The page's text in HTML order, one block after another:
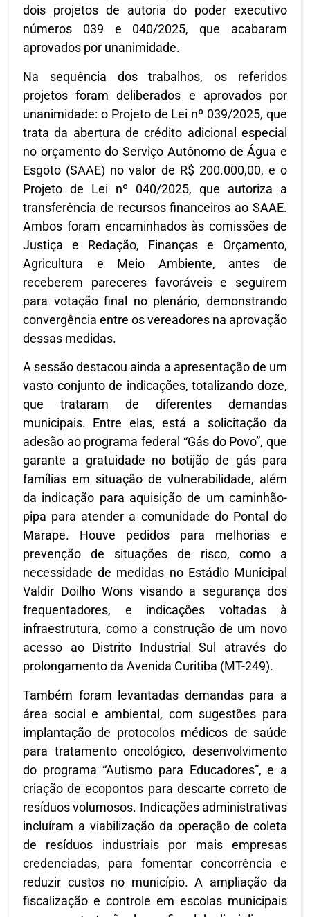
dois projetos de autoria do poder executivo
números 039 e 040/2025, que acabaram
aprovados por unanimidade.
Na sequência dos trabalhos, os referidos
projetos foram deliberados e aprovados por
unanimidade: o Projeto de Lei nº 039/2025, que
trata da abertura de crédito adicional especial
no orçamento do Serviço Autônomo de Água e
Esgoto (SAAE) no valor de R$ 200.000,00, e o
Projeto de Lei nº 040/2025, que autoriza a
transferência de recursos financeiros ao SAAE.
Ambos foram encaminhados às comissões de
Justiça e Redação, Finanças e Orçamento,
Agricultura e Meio Ambiente, antes de
receberem pareceres favoráveis e seguirem
para votação final no plenário, demonstrando
convergência entre os vereadores na aprovação
dessas medidas.
A sessão destacou ainda a apresentação de um
vasto conjunto de indicações, totalizando doze,
que trataram de diferentes demandas
municipais. Entre elas, está a solicitação da
adesão ao programa federal “Gás do Povo”, que
garante a gratuidade no botijão de gás para
famílias em situação de vulnerabilidade, além
da indicação para aquisição de um caminhão-
pipa para atender a comunidade do Pontal do
Marape. Houve pedidos para melhorias e
prevenção de situações de risco, como a
necessidade de medidas no Estádio Municipal
Valdir Doilho Wons visando a segurança dos
frequentadores, e indicações voltadas à
infraestrutura, como a construção de um novo
acesso ao Distrito Industrial Sul através do
prolongamento da Avenida Curitiba (MT-249).
Também foram levantadas demandas para a
área social e ambiental, com sugestões para
implantação de protocolos médicos de saúde
para tratamento oncológico, desenvolvimento
do programa “Autismo para Educadores”, e a
criação de ecopontos para descarte correto de
resíduos volumosos. Indicações administrativas
incluíram a viabilização da operação de coleta
de resíduos industriais por mais empresas
credenciadas, para fomentar concorrência e
reduzir custos no município. A ampliação da
fiscalização e controle em escolas municipais